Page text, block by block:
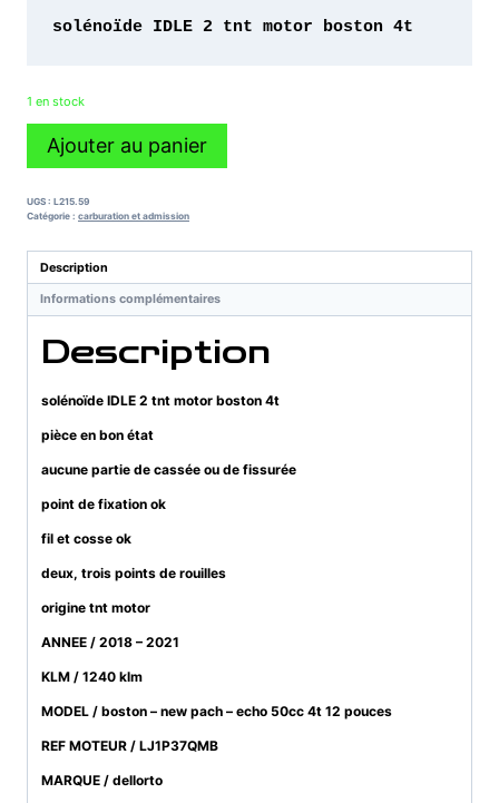
solénoïde IDLE 2 tnt motor boston 4t
1 en stock
quantité
IDLE
2
motor
boston
Ajouter au panier
UGS : L215.59
Catégorie : carburation et admission
Description
Informations complémentaires
Description
solénoïde IDLE 2 tnt motor boston 4t
pièce en bon état
aucune partie de cassée ou de fissurée
point de fixation ok
fil et cosse ok
deux, trois points de rouilles
origine tnt motor
ANNEE / 2018 – 2021
KLM / 1240 klm
MODEL / boston – new pach – echo 50cc 4t 12 pouces
REF MOTEUR / LJ1P37QMB
MARQUE / dellorto